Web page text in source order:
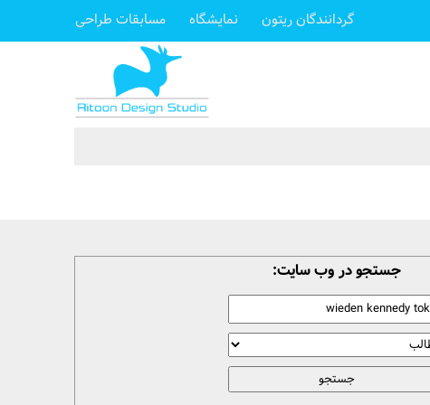
گردانندگان ریتون نمایشگاه مسابقات طراحی
جستجو در وب سایت: